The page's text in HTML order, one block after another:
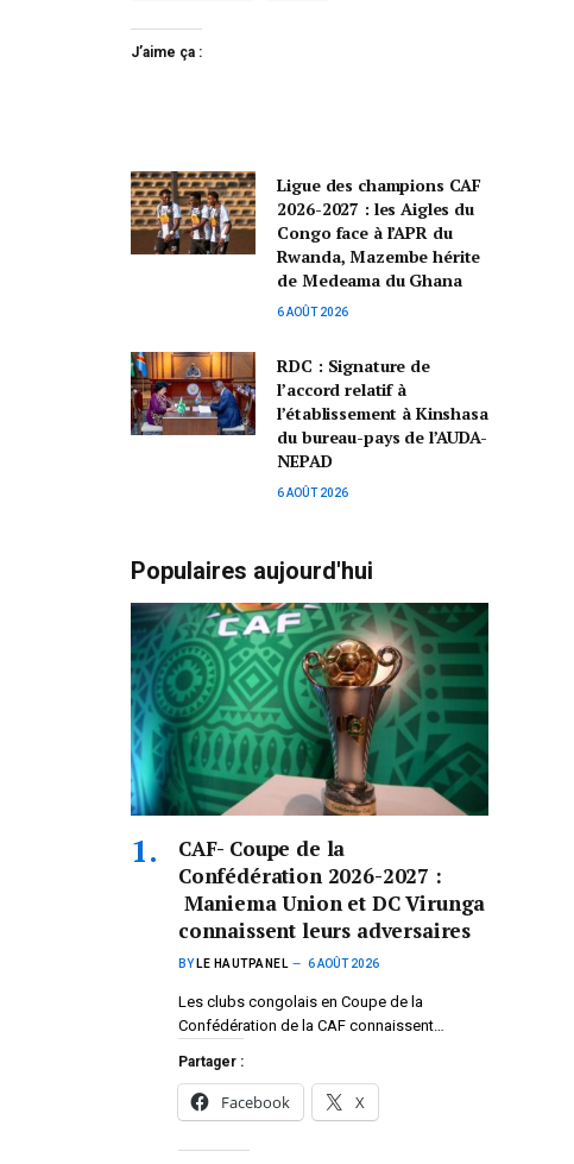
J’aime ça :
Ligue des champions CAF
2026-2027 : les Aigles du
Congo face à l’APR du
Rwanda, Mazembe hérite
de Medeama du Ghana
6 AOÛT 2026
RDC : Signature de
l’accord relatif à
l’établissement à Kinshasa
du bureau-pays de l’AUDA-
NEPAD
6 AOÛT 2026
Populaires aujourd'hui
CAF- Coupe de la
Confédération 2026-2027 :
Maniema Union et DC Virunga
connaissent leurs adversaires
BY LE HAUTPANEL 6 AOÛT 2026
Les clubs congolais en Coupe de la
Confédération de la CAF connaissent…
Partager :
Facebook X